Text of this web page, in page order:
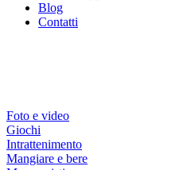
Blog
Contatti
Foto e video
Giochi
Intrattenimento
Mangiare e bere